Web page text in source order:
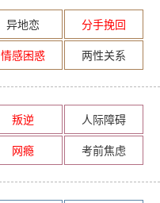
异地恋
分手挽回
情感困惑 两性关系
叛逆
人际障碍
网瘾 考前焦虑